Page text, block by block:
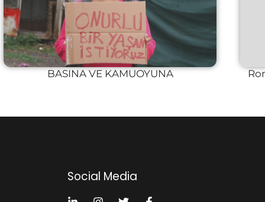
BASINA VE KAMUOYUNA
Social Media